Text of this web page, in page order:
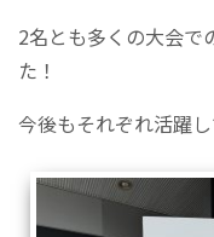
2名とも多くの大会で
た！
今後もそれぞれ活躍